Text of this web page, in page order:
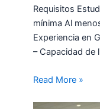
Requisitos
mínima Al
Experiencia en
– Capacidad de
Read More »